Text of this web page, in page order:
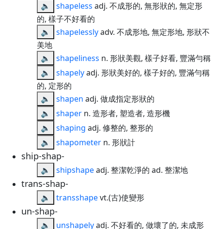
🔈
shapeless adj. 不成形的, 無形狀的, 無定形
的, 樣子不好看的
🔈
shapelesslyadv. 不成形地, 無定形地, 形狀不
美地
🔈
shapeliness n. 形狀美觀, 樣子好看, 豐滿勻稱
🔈
shapelyadj. 形狀美好的, 樣子好的, 豐滿勻稱
的, 定形的
🔈
shapen adj. 做成指定形狀的
🔈
shaper n. 造形者, 塑造者, 造形機
🔈
shaping adj. 修整的, 整形的
🔈
shapometer n. 形狀計
ship-shap-
🔈 shipshapeadj. 整潔乾淨的 ad. 整潔地
trans-shap-
🔈 transshapevt.(古)使變形
un-shap-
🔈 unshapelyadj. 不好看的, 做壞了的, 未成形